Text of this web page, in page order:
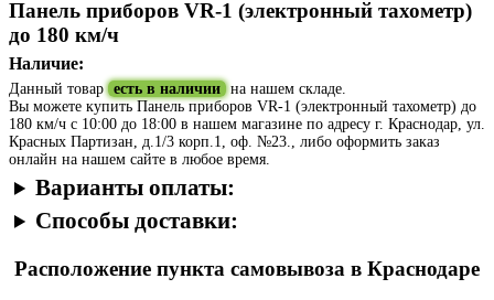
Панель приборов VR-1 (электронный тахометр)
до 180 км/ч
Наличие:
Данный товар есть в наличии на нашем складе.
Вы можете купить Панель приборов VR-1 (электронный тахометр) до
180 км/ч с 10:00 до 18:00 в нашем магазине по адресу г. Краснодар, ул.
Красных Партизан, д.1/3 корп.1, оф. №23., либо оформить заказ
онлайн на нашем сайте в любое время.
Варианты оплаты:
Способы доставки:
Расположение пункта самовывоза в Краснодаре